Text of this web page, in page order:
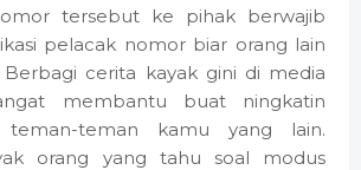
tersebut ke pihak berwajib
pelacak nomor biar orang lain
Berbagi cerita kayak gini di media
membantu buat ningkatin
teman-teman kamu yang lain.
orang yang tahu soal modus